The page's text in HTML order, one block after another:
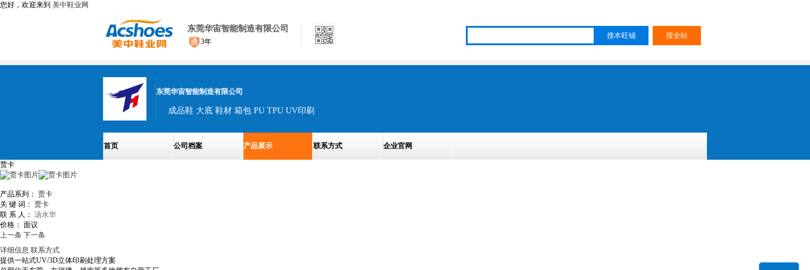
您好，欢迎来到 美中鞋业网
东莞华宙智能制造有限公司
3年
东莞华宙智能制造有限公司
成品鞋 大底 鞋材 箱包 PU TPU UV印刷
首页 公司档案 产品展示 联系方式 企业官网
贾卡
产品系列： 贾卡
关 键 词： 贾卡
联 系 人： 汤水华
价格： 面议
上一条 下一条
详细信息 联系方式
提供一站式UV/3D立体印刷处理方案